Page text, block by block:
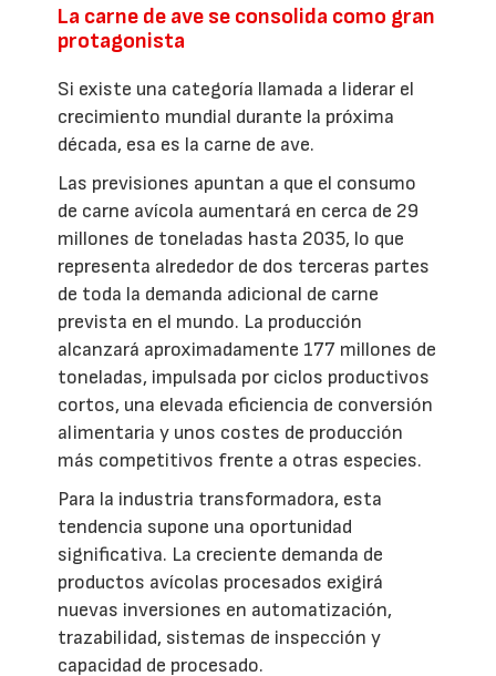
La carne de ave se consolida como gran
protagonista
Si existe una categoría llamada a liderar el
crecimiento mundial durante la próxima
década, esa es la carne de ave.
Las previsiones apuntan a que el consumo
de carne avícola aumentará en cerca de 29
millones de toneladas hasta 2035, lo que
representa alrededor de dos terceras partes
de toda la demanda adicional de carne
prevista en el mundo. La producción
alcanzará aproximadamente 177 millones de
toneladas, impulsada por ciclos productivos
cortos, una elevada eficiencia de conversión
alimentaria y unos costes de producción
más competitivos frente a otras especies.
Para la industria transformadora, esta
tendencia supone una oportunidad
significativa. La creciente demanda de
productos avícolas procesados exigirá
nuevas inversiones en automatización,
trazabilidad, sistemas de inspección y
capacidad de procesado.